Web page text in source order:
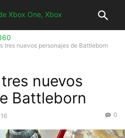
tres nuevos personajes de Battleborn
nuevos
Battleborn
0